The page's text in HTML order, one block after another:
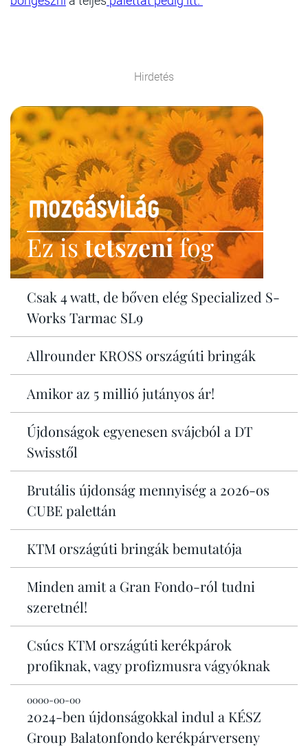
Hirdetés
Ez istetszenifog
Csak 4 watt, de bőven elég Specialized S-
Works Tarmac SL9
Allrounder KROSS országúti bringák
Amikor az 5 millió jutányos ár!
Újdonságok egyenesen svájcból a DT
Swisstől
Brutális újdonság mennyiség a 2026-os
CUBE palettán
KTM országúti bringák bemutatója
Minden amit a Gran Fondo-ról tudni
szeretnél!
Csúcs KTM országúti kerékpárok
profiknak, vagy profizmusra vágyóknak
0000-00-00
2024-ben újdonságokkal indul a KÉSZ
Group Balatonfondo kerékpárverseny